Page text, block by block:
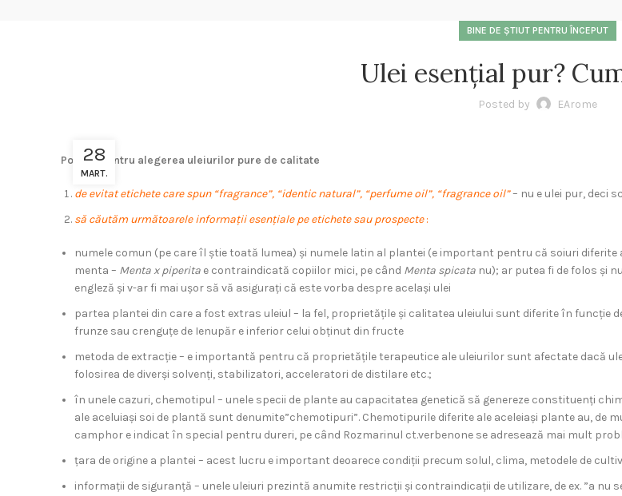
BINE DE ȘTIUT PENTRU ÎNCEPUT
Ulei esențial pur?
Posted by EArome
28
MART.
Ponturi pentru alegerea uleiurilor pure de calitate
de evitat etichete care spun “fragrance”, “identic natural”, “perfume oil”, “fragrance oil”– nu e ulei pur, deci
să căutăm următoarele informații esențiale pe etichete sau prospecte:
numele comun (pe care îl știe toată lumea) și numele latin al plantei (e important pentru că soiuri
menta – Menta x piperita e contraindicată copiilor mici, pe când Menta spicata nu); ar putea fi de folos și
engleză și v-ar fi mai ușor să vă asigurați că este vorba despre același ulei
partea plantei din care a fost extras uleiul – la fel, proprietățile și calitatea uleiului sunt diferite în funcție
frunze sau crenguțe de Ienupăr e inferior celui obținut din fructe
metoda de extracție – e importantă pentru că proprietățile terapeutice ale uleiurilor sunt afectate dacă
folosirea de diverși solvenți, stabilizatori, acceleratori de distilare etc.;
în unele cazuri, chemotipul – unele specii de plante au capacitatea genetică să genereze constituenți
ale aceluiași soi de plantă sunt denumite”chemotipuri”. Chemotipurile diferite ale aceleiași plante au, de
camphor e indicat în special pentru dureri, pe când Rozmarinul ct.verbenone se adresează mai mult
țara de origine a plantei – acest lucru e important deoarece condiții precum solul, clima, metodele de
informații de siguranță – unele uleiuri prezintă anumite restricții și contraindicații de utilizare, de ex. ”a nu